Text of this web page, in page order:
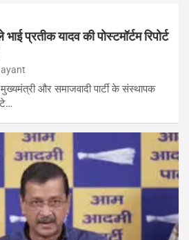
प्रतीक यादव की पोस्टमॉर्टम रिपोर्ट
और समाजवादी पार्टी के संस्थापक